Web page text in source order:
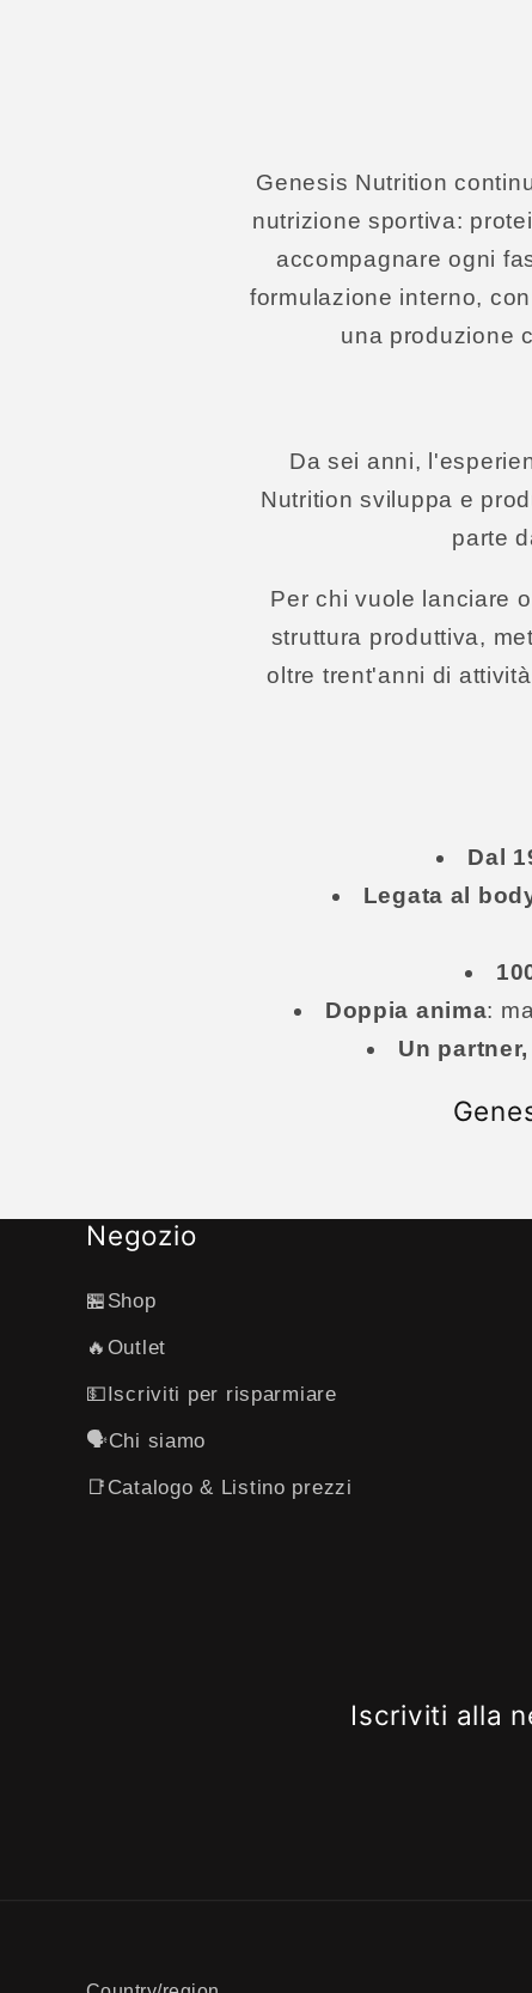
Genesis Nutrition
nutrizione sportiva:
accompagnare ogni
formulazione interno,
una produzione
Da sei anni,
Nutrition sviluppa e
parte
Per chi vuole lanciare
struttura produttiva,
oltre trent'anni di
Dal
Legata al
Doppia anima:
Un
Negozio
🏪Shop
🔥Outlet
💵Iscriviti per risparmiare
🗣️Chi siamo
📑Catalogo & Listino prezzi
Iscriviti alla